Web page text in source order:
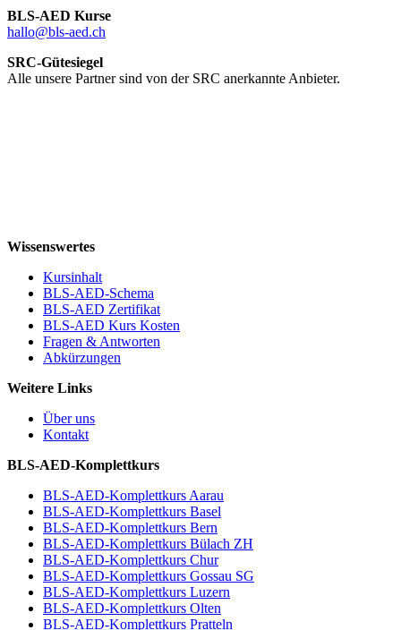
BLS-AED Kurse
hallo@bls-aed.ch
SRC-Gütesiegel
Alle unsere Partner sind von der SRC anerkannte Anbieter.
Wissenswertes
Kursinhalt
BLS-AED-Schema
BLS-AED Zertifikat
BLS-AED Kurs Kosten
Fragen & Antworten
Abkürzungen
Weitere Links
Über uns
Kontakt
BLS-AED-Komplettkurs
BLS-AED-Komplettkurs Aarau
BLS-AED-Komplettkurs Basel
BLS-AED-Komplettkurs Bern
BLS-AED-Komplettkurs Bülach ZH
BLS-AED-Komplettkurs Chur
BLS-AED-Komplettkurs Gossau SG
BLS-AED-Komplettkurs Luzern
BLS-AED-Komplettkurs Olten
BLS-AED-Komplettkurs Pratteln